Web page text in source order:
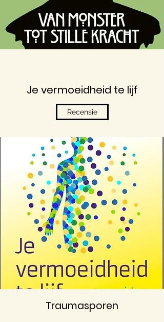
Je vermoeidheid te lijf
Recensie
Traumasporen